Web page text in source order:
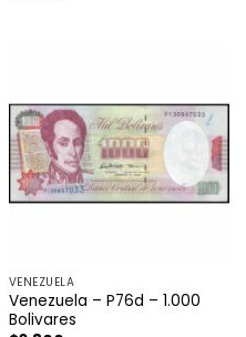
VENEZUELA
Venezuela – P76d – 1.000
Bolivares